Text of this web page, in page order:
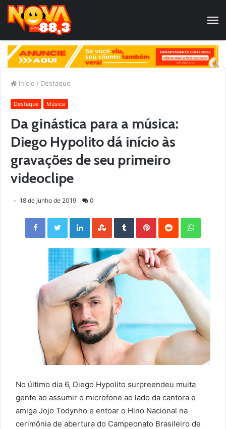
Início / Destaque
Destaque Música
Da ginástica para a música:
Diego Hypolito dá início às
gravações de seu primeiro
videoclipe
18 de junho de 2019 0
Facebook Twitter LinkedIn StumbleUpon Tumblr Pinterest Reddit
No último dia 6, Diego Hypolito surpreendeu muita
gente ao assumir o microfone ao lado da cantora e
amiga Jojo Todynho e entoar o Hino Nacional na
cerimônia de abertura do Campeonato Brasileiro de